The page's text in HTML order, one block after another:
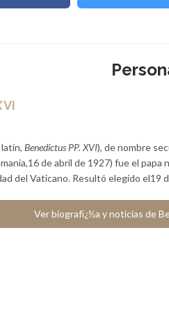
Benedictus PP. XVI), de nombre
de abril de 1927) fue el papa
del Vaticano. Resultó elegido el19
Ver biografï¿½a y noticias de